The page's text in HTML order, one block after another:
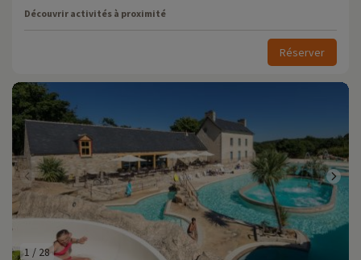
Découvrir activités à proximité
Réserver
1 / 28